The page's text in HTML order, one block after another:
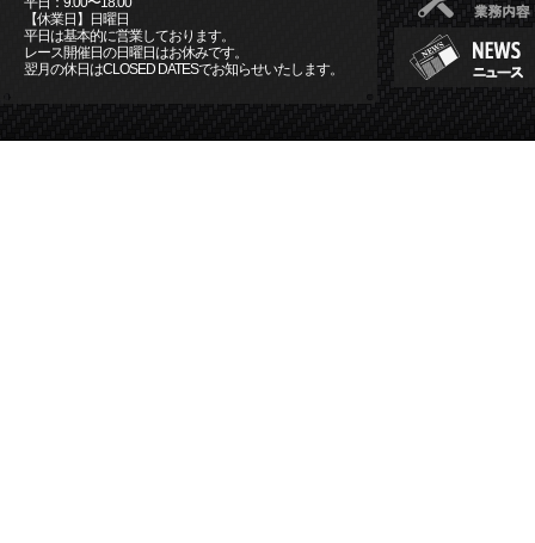
【休業日】日曜日
平日は基本的に営業しております。
レース開催日の日曜日はお休みです。
翌月の休日はCLOSED DATESでお知らせいたします。